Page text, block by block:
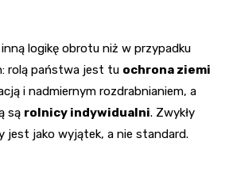
logikę obrotu niż w przypadku
rolą państwa jest tu ochrona ziemi
i nadmiernym rozdrabnianiem, a
są rolnicy indywidualni. Zwykły
jest jako wyjątek, a nie standard.